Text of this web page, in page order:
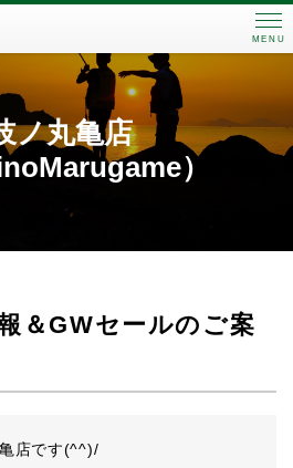
MENU
ノ丸亀店
）
＆GWセールのご案
店です(^^)/